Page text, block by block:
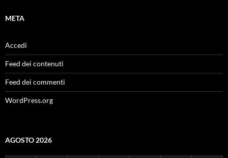
META
Accedi
Feed dei contenuti
Feed dei commenti
WordPress.org
AGOSTO 2026